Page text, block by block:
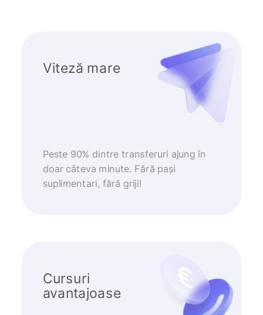
Viteză mare
Peste 90% dintre transferuri ajung în
doar câteva minute. Fără pași
suplimentari, fără griji!
Cursuri
avantajoase